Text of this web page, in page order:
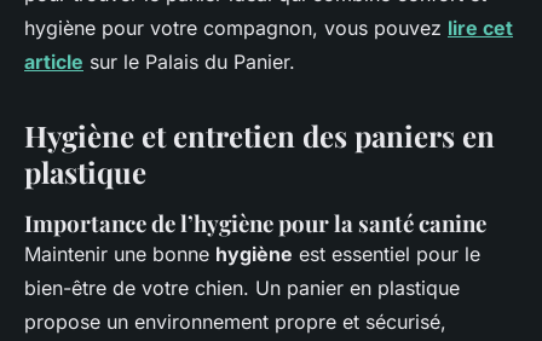
hygiène pour votre compagnon, vous pouvez lire cet
article sur le Palais du Panier.
Hygiène et entretien des paniers en
plastique
Importance de l’hygiène pour la santé canine
Maintenir une bonne hygiène est essentiel pour le
bien-être de votre chien. Un panier en plastique
propose un environnement propre et sécurisé,